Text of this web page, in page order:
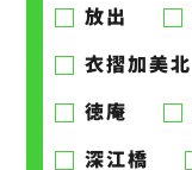
放出
衣摺加美北
徳庵
深江橋